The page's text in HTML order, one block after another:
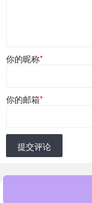
你的昵称*
你的邮箱*
提交评论